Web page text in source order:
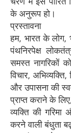
के अनुरूप हो।
प्रस्तावना
हम, भारत के लोग,
पंथनिरपेक्ष
समस्त नागरिकों
विचार, अभिव्यक्ति,
और उपासना की
प्राप्त कराने के
व्यक्ति की
करने वाली बंधुता